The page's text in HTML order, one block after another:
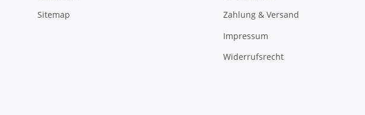
Sitemap
Zahlung & Versand
Impressum
Widerrufsrecht